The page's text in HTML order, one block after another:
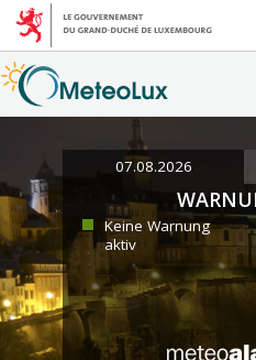
07.08.2026
Keine Warnung
aktiv